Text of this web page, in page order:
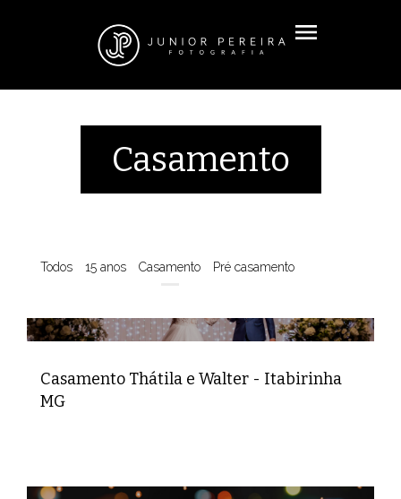
menu
Casamento
Todos 15 anos Casamento Pré casamento
Casamento Thátila e Walter - Itabirinha
MG